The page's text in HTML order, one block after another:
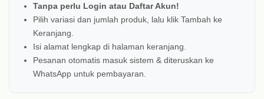
Tanpa perlu Login atau Daftar Akun!
Pilih variasi dan jumlah produk, lalu klik Tambah ke
Keranjang.
Isi alamat lengkap di halaman keranjang.
Pesanan otomatis masuk sistem & diteruskan ke
WhatsApp untuk pembayaran.